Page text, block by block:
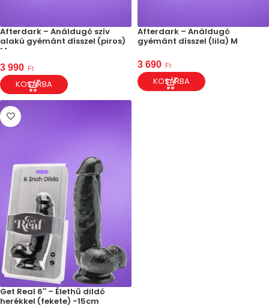
Afterdark – Análdugó szív
alakú gyémánt dísszel (piros)
M
3 990 Ft
KOSÁRBA
Afterdark – Análdugó
gyémánt dísszel (lila) M
3 690 Ft
KOSÁRBA
Get Real 6″ – Élethű dildó
herékkel (fekete) -15cm